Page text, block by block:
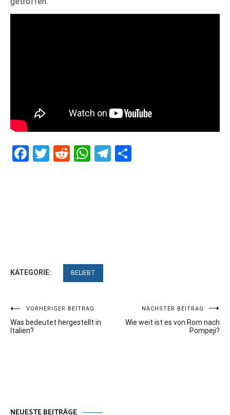
Facebook
Twitter
RedditWhatsApp
Telegram
KATEGORIE: BELIEBT
Beitragsnavigation
VORHERIGER BEITRAG
Was bedeutet hergestellt in
Italien?
NÄCHSTER BEITRAG
Wie weit ist es von Rom nach
Pompeji?